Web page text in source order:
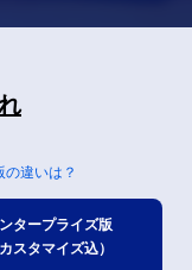
違いは？
タープライズ版
カスタマイズ込）